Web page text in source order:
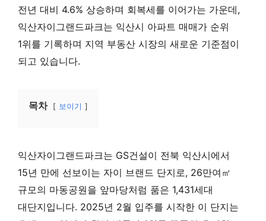
전년 대비 4.6% 상승하며 회복세를 이어가는 가운데,
익산자이그랜드파크는 익산시 아파트 매매가 순위
1위를 기록하며 지역 부동산 시장의 새로운 기준점이
되고 있습니다.
목차 보이기
익산자이그랜드파크는 GS건설이 전북 익산시에서
15년 만에 선보이는 자이 브랜드 단지로, 26만여㎡
규모의 마동공원을 앞마당처럼 품은 1,431세대
대단지입니다. 2025년 2월 입주를 시작한 이 단지는